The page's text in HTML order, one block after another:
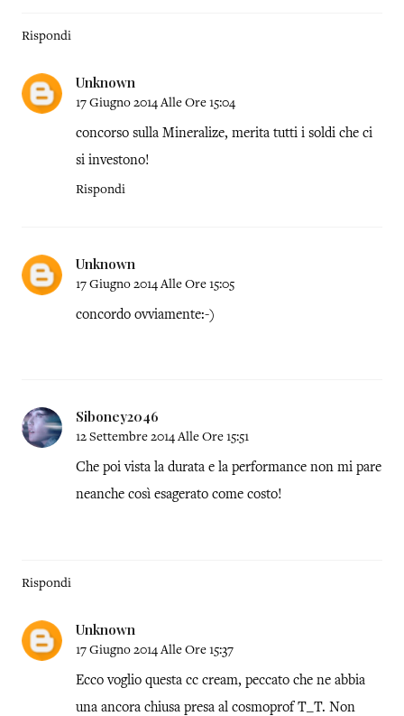
Rispondi
Unknown
17 Giugno 2014 Alle Ore 15:04
concorso sulla Mineralize, merita tutti i soldi che ci
si investono!
Rispondi
Unknown
17 Giugno 2014 Alle Ore 15:05
concordo ovviamente:-)
Siboney2046
12 Settembre 2014 Alle Ore 15:51
Che poi vista la durata e la performance non mi pare
neanche così esagerato come costo!
Rispondi
Unknown
17 Giugno 2014 Alle Ore 15:37
Ecco voglio questa cc cream, peccato che ne abbia
una ancora chiusa presa al cosmoprof T_T. Non